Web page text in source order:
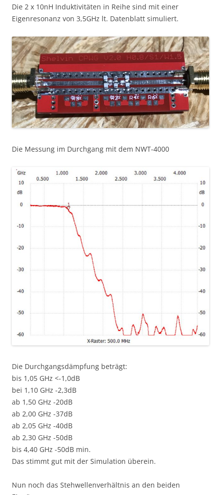
Die 2 x 10nH Induktivitäten in Reihe sind mit einer
Eigenresonanz von 3,5GHz lt. Datenblatt simuliert.
Die Messung im Durchgang mit dem NWT-4000
Die Durchgangsdämpfung beträgt:
bis 1,05 GHz <-1,0dB
bei 1,10 GHz -2,3dB
ab 1,50 GHz -20dB
ab 2,00 GHz -37dB
ab 2,05 GHz -40dB
ab 2,30 GHz -50dB
bis 4,40 GHz -50dB min.
Das stimmt gut mit der Simulation überein.
Nun noch das Stehwellenverhältnis an den beiden